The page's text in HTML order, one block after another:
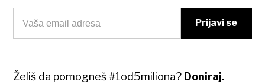
Želiš da pomogneš #1od5miliona? Doniraj.